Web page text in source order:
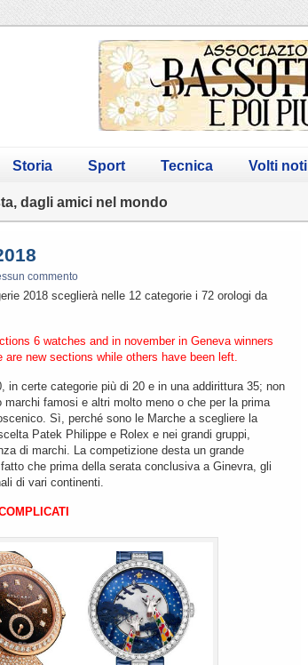
Storia Sport Tecnica Volti noti
dagli amici nel mondo
commento
2018 sceglierà nelle 12 categorie i 72 orologi da
6 watches and in november in Geneva winners
new sections while others have been left.
in certe categorie più di 20 e in una addirittura 35; non
famosi e altri molto meno o che per la prima
Sì, perché sono le Marche a scegliere la
Patek Philippe e Rolex e nei grandi gruppi,
di marchi. La competizione desta un grande
che prima della serata conclusiva a Ginevra, gli
di vari continenti.